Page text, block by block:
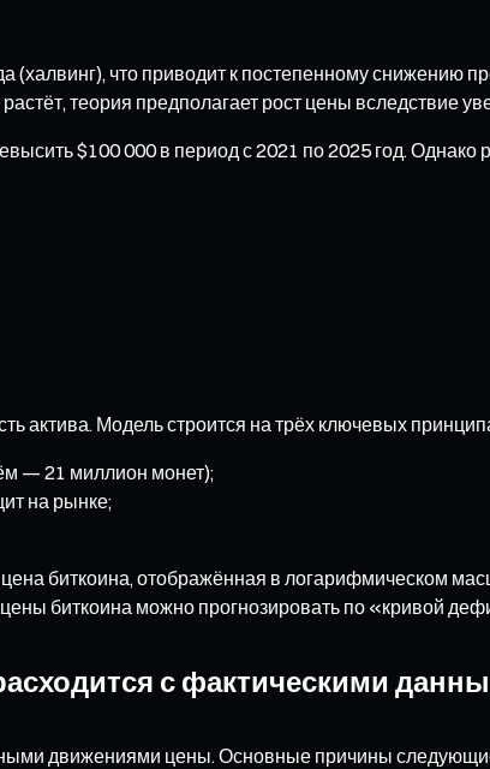
(халвинг), что приводит к постепенному снижению
теория предполагает рост цены вследствие
$100 000 в период с 2021 по 2025 год.
актива. Модель строится на трёх ключевых
— 21 миллион монет);
на рынке;
биткоина, отображённая в логарифмическом
биткоина можно прогнозировать по «кривой
с фактическими
движениями цены. Основные причины